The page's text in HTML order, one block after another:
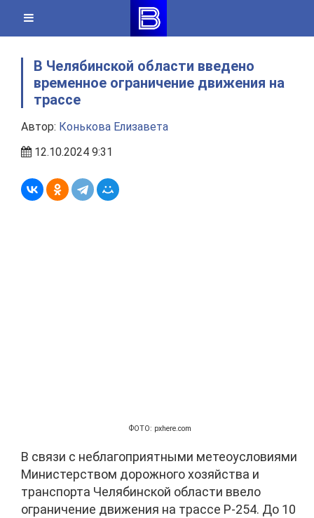
content
В Челябинской области введено
временное ограничение движения на
трассе
Автор: Конькова Елизавета
12.10.2024 9:31
ФОТО: pxhere.com
В связи с неблагоприятными метеоусловиями
Министерством дорожного хозяйства и
транспорта Челябинской области ввело
ограничение движения на трассе Р-254. До 10